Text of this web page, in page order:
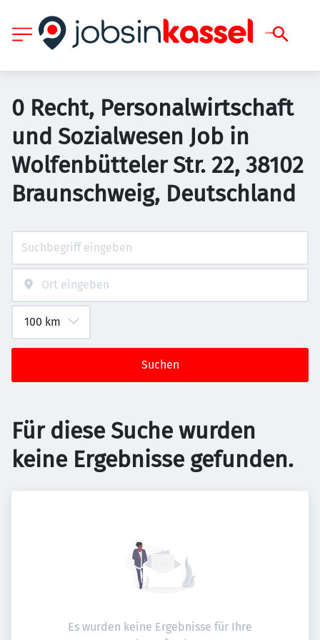
0 Recht, Personalwirtschaft
und Sozialwesen Job in
Wolfenbütteler Str. 22, 38102
Braunschweig, Deutschland
Suchen
Für diese Suche wurden
keine Ergebnisse gefunden.
Es wurden keine Ergebnisse für Ihre